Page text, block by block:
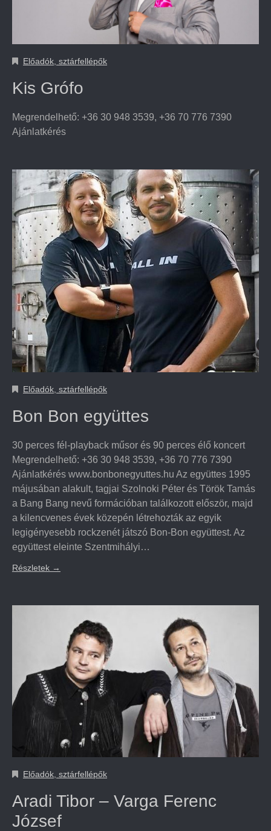
Előadók, sztárfellépők
Kis Grófo
Megrendelhető: +36 30 948 3539, +36 70 776 7390
Ajánlatkérés
Előadók, sztárfellépők
Bon Bon együttes
30 perces fél-playback műsor és 90 perces élő koncert
Megrendelhető: +36 30 948 3539, +36 70 776 7390
Ajánlatkérés www.bonbonegyuttes.hu Az együttes 1995
májusában alakult, tagjai Szolnoki Péter és Török Tamás
a Bang Bang nevű formációban találkozott először, majd
a kilencvenes évek közepén létrehozták az egyik
legigényesebb rockzenét játszó Bon-Bon együttest. Az
együttest eleinte Szentmihályi…
Részletek →
Előadók, sztárfellépők
Aradi Tibor – Varga Ferenc
József